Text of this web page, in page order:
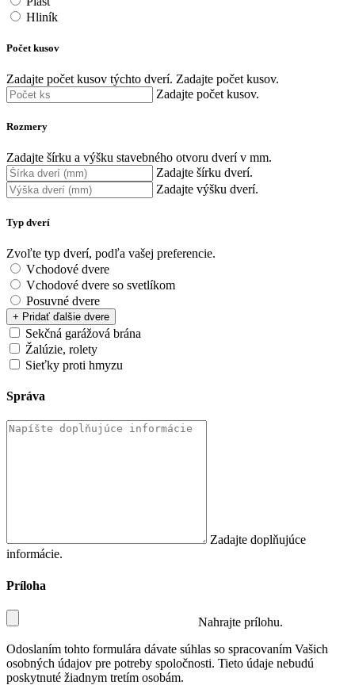
Hliník
Počet kusov
Zadajte počet kusov týchto dverí. Zadajte počet kusov.
Zadajte počet kusov.
Rozmery
Zadajte šírku a výšku stavebného otvoru dverí v mm.
Zadajte šírku dverí.
Zadajte výšku dverí.
Typ dverí
Zvoľte typ dverí, podľa vašej preferencie.
Vchodové dvere
Vchodové dvere so svetlíkom
Posuvné dvere
+ Pridať ďalšie dvere
Sekčná garážová brána
Žalúzie, rolety
Sieťky proti hmyzu
Správa
Zadajte doplňujúce
informácie.
Príloha
Nahrajte prílohu.
Odoslaním tohto formulára dávate súhlas so spracovaním Vašich
osobných údajov pre potreby spoločnosti. Tieto údaje nebudú
poskytnuté žiadnym tretím osobám.